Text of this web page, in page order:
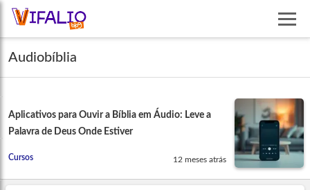
Audiobíblia
Aplicativos para Ouvir a Bíblia em Áudio: Leve a
Palavra de Deus Onde Estiver
Cursos 12 meses atrás